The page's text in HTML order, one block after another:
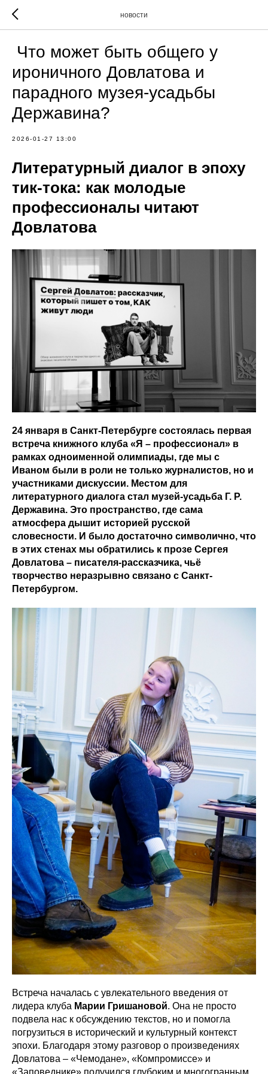
новости
️ Что может быть общего у
ироничного Довлатова и
парадного музея-усадьбы
Державина?
2026-01-27 13:00
Литературный диалог в эпоху
тик-тока: как молодые
профессионалы читают
Довлатова
24 января в Санкт‑Петербурге состоялась первая
встреча книжного клуба «Я – профессионал» в
рамках одноименной олимпиады, где мы с
Иваном были в роли не только журналистов, но и
участниками дискуссии. Местом для
литературного диалога стал музей‑усадьба Г. Р.
Державина. Это пространство, где сама
атмосфера дышит историей русской
словесности. И было достаточно символично, что
в этих стенах мы обратились к прозе Сергея
Довлатова – писателя-рассказчика, чьё
творчество неразрывно связано с Санкт-
Петербургом.
Встреча началась с увлекательного введения от
лидера клуба Марии Гришановой. Она не просто
подвела нас к обсуждению текстов, но и помогла
погрузиться в исторический и культурный контекст
эпохи. Благодаря этому разговор о произведениях
Довлатова – «Чемодане», «Компромиссе» и
«Заповеднике» получился глубоким и многогранным.